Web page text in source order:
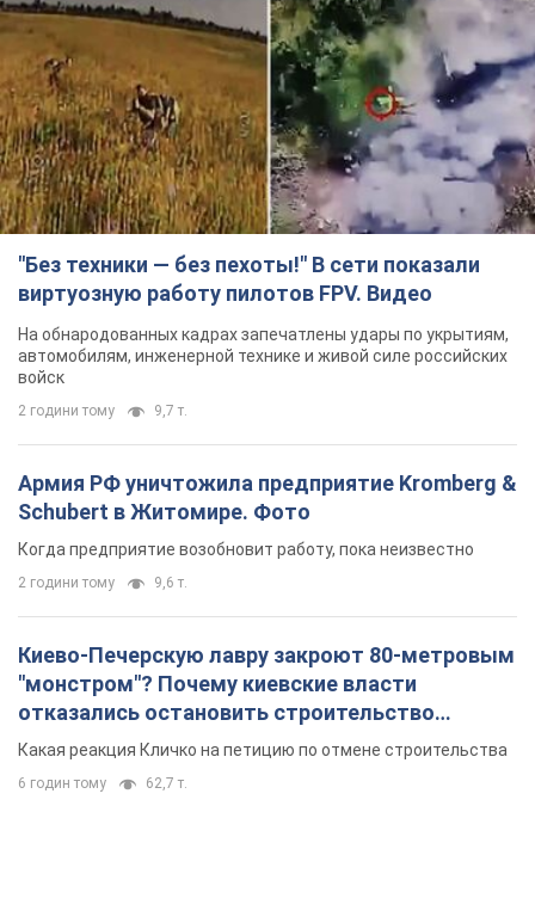
"Без техники — без пехоты!" В сети показали
виртуозную работу пилотов FPV. Видео
На обнародованных кадрах запечатлены удары по укрытиям,
автомобилям, инженерной технике и живой силе российских
войск
2 години тому 9,7 т.
Армия РФ уничтожила предприятие Kromberg &
Schubert в Житомире. Фото
Когда предприятие возобновит работу, пока неизвестно
2 години тому 9,6 т.
Киево-Печерскую лавру закроют 80-метровым
"монстром"? Почему киевские власти
отказались остановить строительство
небоскреба "московского верующего"
Какая реакция Кличко на петицию по отмене строительства
6 годин тому 62,7 т.